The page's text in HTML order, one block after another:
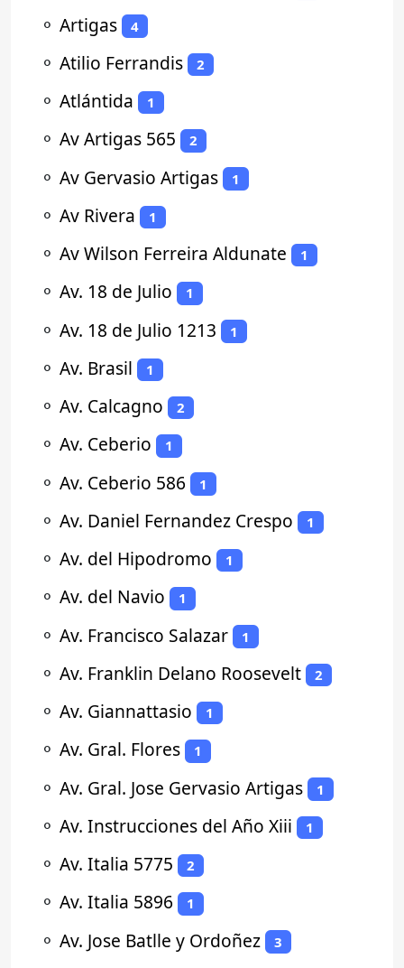
⚬ Artigas 4
⚬ Atilio Ferrandis 2
⚬ Atlántida 1
⚬ Av Artigas 565 2
⚬ Av Gervasio Artigas 1
⚬ Av Rivera 1
⚬ Av Wilson Ferreira Aldunate 1
⚬ Av. 18 de Julio 1
⚬ Av. 18 de Julio 1213 1
⚬ Av. Brasil 1
⚬ Av. Calcagno 2
⚬ Av. Ceberio 1
⚬ Av. Ceberio 586 1
⚬ Av. Daniel Fernandez Crespo 1
⚬ Av. del Hipodromo 1
⚬ Av. del Navio 1
⚬ Av. Francisco Salazar 1
⚬ Av. Franklin Delano Roosevelt 2
⚬ Av. Giannattasio 1
⚬ Av. Gral. Flores 1
⚬ Av. Gral. Jose Gervasio Artigas 1
⚬ Av. Instrucciones del Año Xiii 1
⚬ Av. Italia 5775 2
⚬ Av. Italia 5896 1
⚬ Av. Jose Batlle y Ordoñez 3